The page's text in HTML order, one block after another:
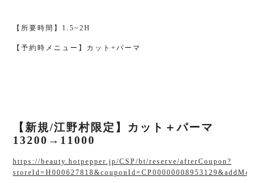
【所要時間】1.5~2H
【予約時メニュー】カット+パーマ
【新規/江野村限定】カット＋パーマ
13200→11000
https://beauty.hotpepper.jp/CSP/bt/reserve/afterCoupon?